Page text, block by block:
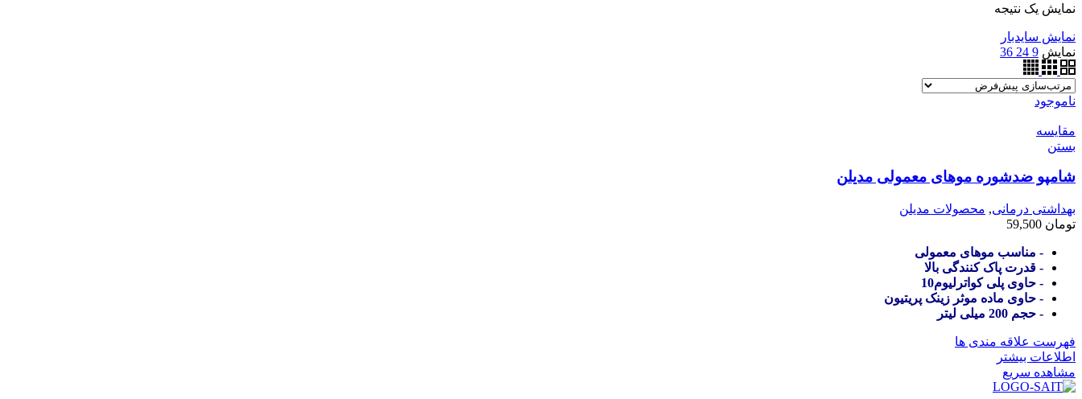
نمایش یک نتیجه
نمایش سایدبار
نمایش 9
24
36
ناموجود
مقایسه
بستن
شامپو ضدشوره موهای معمولی مدیلن
بهداشتی درمانی, محصولات مدیلن
تومان
- مناسب موهای معمولی
- قدرت پاک کنندگی بالا
- حاوی پلی کواترلیوم10
- حاوی ماده موثر زینک پریتیون
- حجم 200 میلی لیتر
فهرست علاقه مندی ها
اطلاعات بیشتر
مشاهده سریع